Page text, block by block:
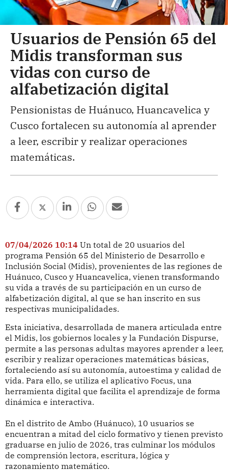
Usuarios de Pensión 65 del
Midis transforman sus
vidas con curso de
alfabetización digital
Pensionistas de Huánuco, Huancavelica y
Cusco fortalecen su autonomía al aprender
a leer, escribir y realizar operaciones
matemáticas.
07/04/2026 10:14 Un total de 20 usuarios del
programa Pensión 65 del Ministerio de Desarrollo e
Inclusión Social (Midis), provenientes de las regiones de
Huánuco, Cusco y Huancavelica, vienen transformando
su vida a través de su participación en un curso de
alfabetización digital, al que se han inscrito en sus
respectivas municipalidades.
Esta iniciativa, desarrollada de manera articulada entre
el Midis, los gobiernos locales y la Fundación Dispurse,
permite a las personas adultas mayores aprender a leer,
escribir y realizar operaciones matemáticas básicas,
fortaleciendo así su autonomía, autoestima y calidad de
vida. Para ello, se utiliza el aplicativo Focus, una
herramienta digital que facilita el aprendizaje de forma
dinámica e interactiva.
En el distrito de Ambo (Huánuco), 10 usuarios se
encuentran a mitad del ciclo formativo y tienen previsto
graduarse en julio de 2026, tras culminar los módulos
de comprensión lectora, escritura, lógica y
razonamiento matemático.